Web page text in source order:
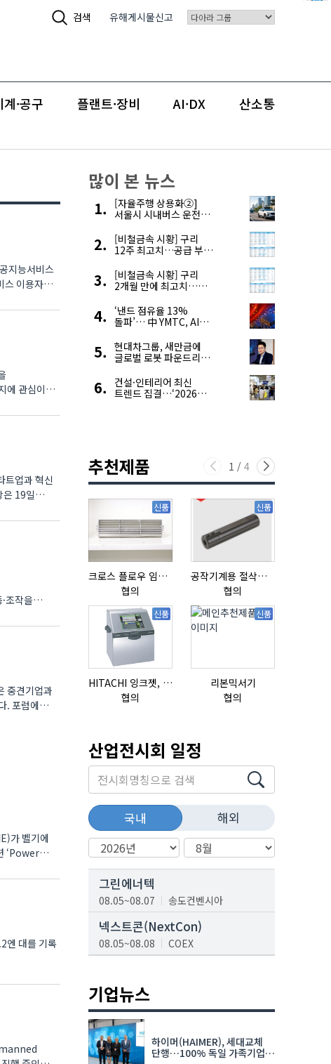
검색 유해게시물신고
·공구 플랜트·장비 AI·DX 산소통
지능서비스
에 관심이
트업과 혁신
조작을
중견기업과
가 벨기에
‘Power
엔 대를 기록
많이 본 뉴스
[자율주행 상용화②]
서울시 시내버스 운전자
해결한다
[비철금속 시황] 구리
12주 최고치…공급 부족
[비철금속 시황] 구리
2개월 만에 최고치…
우려 확대
‘낸드 점유율 13%
돌파’… 中 YMTC, AI
4위 맹추격
현대차그룹, 새만금에
글로벌 로봇 파운드리
건설·인테리어 최신
트렌드 집결…‘2026
추천제품 1 / 4
신품
크로스 플로우 임펠라
협의
신품
공작기계용 절삭공구, 슬리브(SLEEVE)
협의
신품
HITACHI 잉크젯, RX2-BD160S
협의
신품
리본믹서기
협의
산업전시회 일정
국내 해외
그린에너텍
08.05~08.07 송도컨벤시아
넥스트콘(NextCon)
08.05~08.08 COEX
08.19~08.21
K-PRINT
08.19~08.22
자율주행모빌리티산업전
기업뉴스
하이머(HAIMER), 세대교체
단행…100% 독일 가족기업